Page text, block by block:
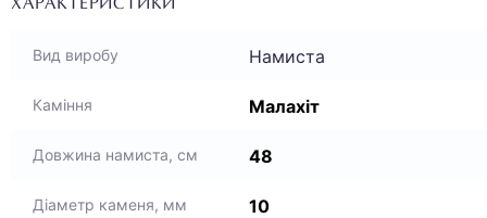
ХАРАКТЕРИСТИКИ
Вид виробу Намиста
Каміння Малахіт
Довжина намиста, см 48
Діаметр каменя, мм 10